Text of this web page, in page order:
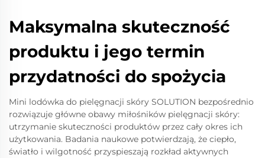
Maksymalna skuteczność
produktu i jego termin
przydatności do spożycia
Mini lodówka do pielęgnacji skóry SOLUTION bezpośrednio
rozwiązuje główne obawy miłośników pielęgnacji skóry:
utrzymanie skuteczności produktów przez cały okres ich
użytkowania. Badania naukowe potwierdzają, że ciepło,
światło i wilgotność przyspieszają rozkład aktywnych